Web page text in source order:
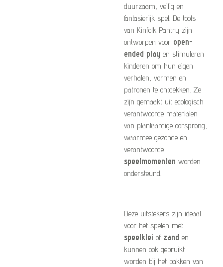
duurzaam, veilig en
fantasierijk spel. De tools
van Kinfolk Pantry zijn
ontworpen voor open-
ended play en stimuleren
kinderen om hun eigen
verhalen, vormen en
patronen te ontdekken. Ze
zijn gemaakt uit ecologisch
verantwoorde materialen
van plantaardige oorsprong,
waarmee gezonde en
verantwoorde
speelmomenten worden
ondersteund.
Deze uitstekers zijn ideaal
voor het spelen met
speelklei of zand en
kunnen ook gebruikt
worden bij het bakken van